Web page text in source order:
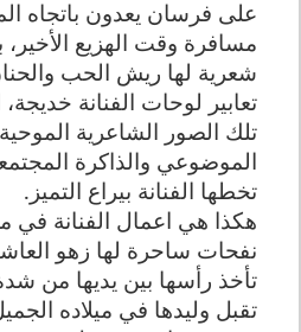
على فرسان يعدون باتجاه
مسافرة وقت الهزيع
شعرية لها ريش الحب
تعابير لوحات الفنانة
تلك الصور الشاعرية
الموضوعي والذاكرة
تخطها الفنانة بيراع التميز.
هكذا هي اعمال الفنانة في
نفحات ساحرة لها زهو
تأخذ رأسها بين يديها من
تقبل وليدها في ميلاده